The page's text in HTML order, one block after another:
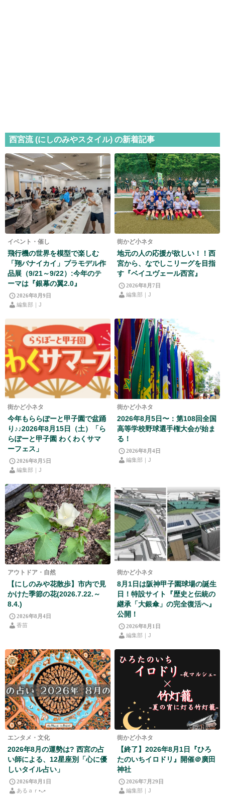
西宮流 (にしのみやスタイル) の新着記事
イベント・催し
飛行機の世界を模型で楽しむ
「翔バナイカイ」プラモデル作
品展（9/21～9/22）:今年のテ
ーマは『銀幕の翼2.0』
2026年8月9日
編集部｜J
街かど小ネタ
地元の人の応援が欲しい！！西
宮から、なでしこリーグを目指
す『ベイユヴェール西宮』
2026年8月7日
編集部｜J
街かど小ネタ
今年もららぽーと甲子園で盆踊
り♪♪2026年8月15日（土）「ら
らぽーと甲子園 わくわくサマ
ーフェス」
2026年8月5日
編集部｜J
街かど小ネタ
2026年8月5日〜：第108回全国
高等学校野球選手権大会が始ま
る！
2026年8月4日
編集部｜J
アウトドア・自然
【にしのみや花散歩】市内で見
かけた季節の花(2026.7.22.～
8.4.)
2026年8月4日
香苗
街かど小ネタ
8月1日は阪神甲子園球場の誕生
日！特設サイト『歴史と伝統の
継承「大銀傘」の完全復活へ』
公開！
2026年8月1日
編集部｜J
エンタメ・文化
2026年8月の運勢は? 西宮の占
い師による、12星座別「心に優
しいタイル占い」
2026年8月1日
あるａｒ•⁠ᴗ⁠•⁠
街かど小ネタ
【終了】2026年8月1日『ひろ
たのいちイロドリ』開催＠廣田
神社
2026年7月29日
編集部｜J